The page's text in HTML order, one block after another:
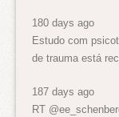
180 days ago
Estudo com
de trauma está
187 days ago
RT